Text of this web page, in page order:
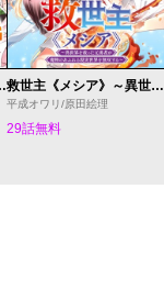
革ライフを決行しちゃいます！ 救世主《メシア》～異世界を救った元勇者が魔物のあふれる現実世界を無双する～
平成オワリ/原田絵理
29話無料
プ